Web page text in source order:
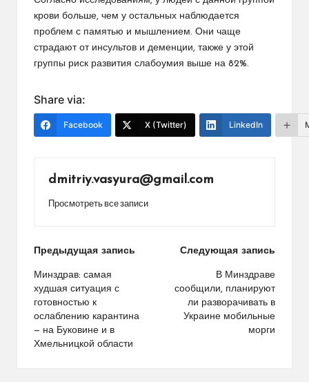
крови больше, чем у остальных наблюдается
проблем с памятью и мышлением. Они чаще
страдают от инсультов и деменции, также у этой
группы риск развития слабоумия выше на 82%.
Share via:
Facebook X (Twitter) LinkedIn
dmitriy.vasyura@gmail.com
Просмотреть все записи
Навигация
по
записям
Предыдущая запись
Минздрав: самая
худшая ситуация с
готовностью к
ослаблению карантина
— на Буковине и в
Хмельницкой области
Следующая запись
В Минздраве
сообщили, планируют
ли разворачивать в
Украине мобильные
морги